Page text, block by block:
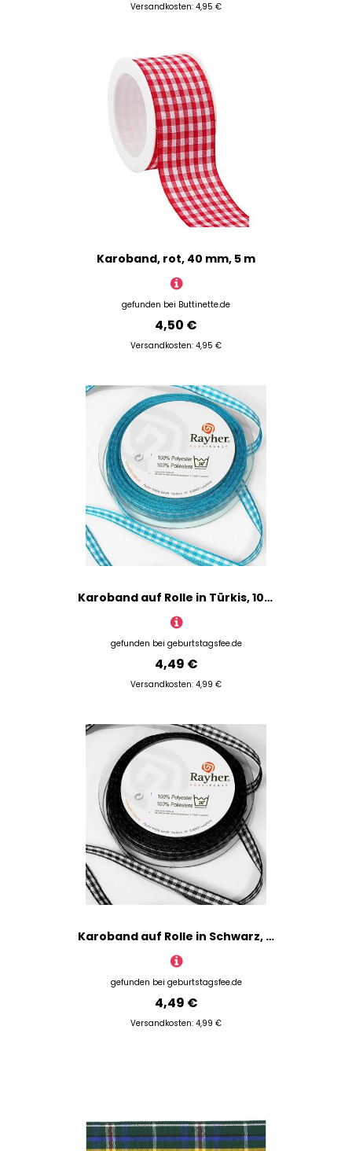
Versandkosten: 4,95 €
Karoband, rot, 40 mm, 5 m
gefunden bei Buttinette.de
4,50 €
Versandkosten: 4,95 €
Karoband auf Rolle in Türkis, 10m, zum Basteln/Nähen, 100% Polyester
gefunden bei geburtstagsfee.de
4,49 €
Versandkosten: 4,99 €
Karoband auf Rolle in Schwarz, 10m lang und 6,3mm breit, 100% Polyester
gefunden bei geburtstagsfee.de
4,49 €
Versandkosten: 4,99 €